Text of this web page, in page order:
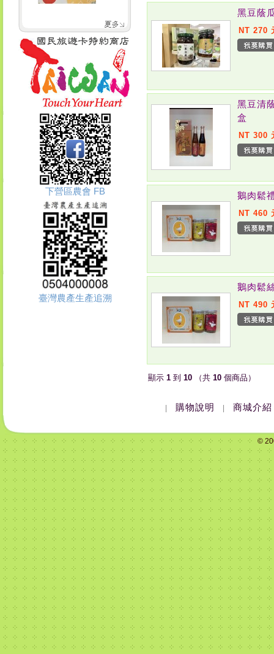
下營區農會 FB
臺灣農產生產追溯
黑豆蔭
NT 270
黑豆清
盒
NT 300
鵝肉鬆
NT 460
鵝肉鬆
NT 490
顯示 1 到 10 （共 10 個商品）
購物說明 商城介紹
©